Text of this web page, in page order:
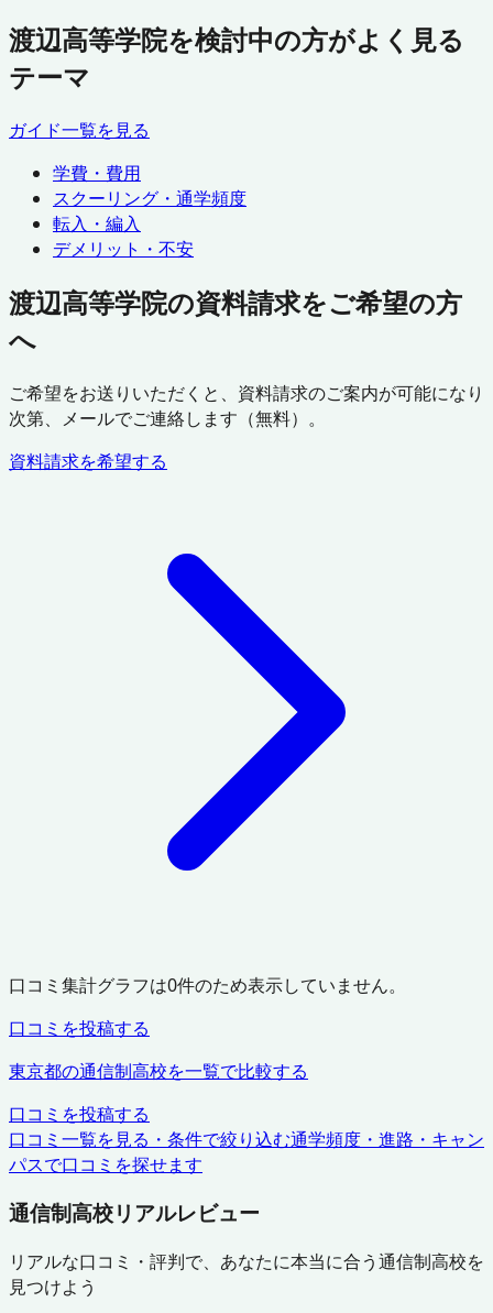
渡辺高等学院を検討中の方がよく見る
テーマ
ガイド一覧を見る
学費・費用
スクーリング・通学頻度
転入・編入
デメリット・不安
渡辺高等学院の資料請求をご希望の方
へ
ご希望をお送りいただくと、資料請求のご案内が可能になり
次第、メールでご連絡します（無料）。
資料請求を希望する
口コミ集計グラフは0件のため表示していません。
口コミを投稿する
東京都の通信制高校を一覧で比較する
口コミを投稿する
口コミ一覧を見る・条件で絞り込む通学頻度・進路・キャン
パスで口コミを探せます
通信制高校リアルレビュー
リアルな口コミ・評判で、あなたに本当に合う通信制高校を
見つけよう